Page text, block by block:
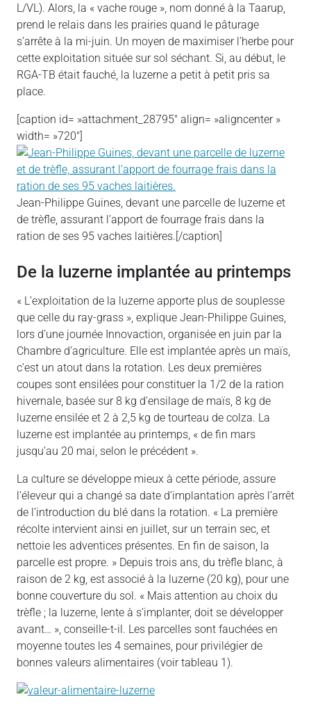
L/VL). Alors, la « vache rouge », nom donné à la Taarup,
prend le relais dans les prairies quand le pâturage
s’arrête à la mi-juin. Un moyen de maximiser l’herbe pour
cette exploitation située sur sol séchant. Si, au début, le
RGA-TB était fauché, la luzerne a petit à petit pris sa
place.
[caption id= »attachment_28795″ align= »aligncenter »
width= »720″]
Jean-Philippe Guines, devant une parcelle de luzerne et
de trèfle, assurant l’apport de fourrage frais dans la
ration de ses 95 vaches laitières.[/caption]
De la luzerne implantée au printemps
« L’exploitation de la luzerne apporte plus de souplesse
que celle du ray-grass », explique Jean-Philippe Guines,
lors d’une journée Innovaction, organisée en juin par la
Chambre d’agriculture. Elle est implantée après un maïs,
c’est un atout dans la rotation. Les deux premières
coupes sont ensilées pour constituer la 1/2 de la ration
hivernale, basée sur 8 kg d’ensilage de maïs, 8 kg de
luzerne ensilée et 2 à 2,5 kg de tourteau de colza. La
luzerne est implantée au printemps, « de fin mars
jusqu’au 20 mai, selon le précédent ».
La culture se développe mieux à cette période, assure
l’éleveur qui a changé sa date d’implantation après l’arrêt
de l’introduction du blé dans la rotation. « La première
récolte intervient ainsi en juillet, sur un terrain sec, et
nettoie les adventices présentes. En fin de saison, la
parcelle est propre. » Depuis trois ans, du trèfle blanc, à
raison de 2 kg, est associé à la luzerne (20 kg), pour une
bonne couverture du sol. « Mais attention au choix du
trèfle ; la luzerne, lente à s’implanter, doit se développer
avant… », conseille-t-il. Les parcelles sont fauchées en
moyenne toutes les 4 semaines, pour privilégier de
bonnes valeurs alimentaires (voir tableau 1).